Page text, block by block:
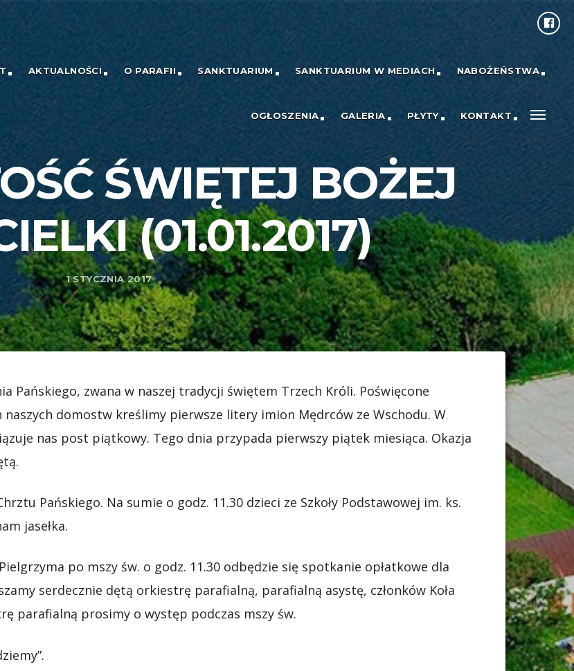
AKTUALNOŚCI O PARAFII SANKTUARIUM SANKTUARIUM W MEDIACH NABOŻEŃSTWA
OGŁOSZENIA GALERIA PŁYTY KONTAKT
ŚWIĘTEJ BOŻEJ
(01.01.2017)
1 STYCZNIA 2017
Pańskiego, zwana w naszej tradycji świętem Trzech Króli. Poświęcone
domostw kreślimy pierwsze litery imion Mędrców ze Wschodu. W
nas post piątkowy. Tego dnia przypada pierwszy piątek miesiąca. Okazja
Pańskiego. Na sumie o godz. 11.30 dzieci ze Szkoły Podstawowej im. ks.
jasełka.
po mszy św. o godz. 11.30 odbędzie się spotkanie opłatkowe dla
serdecznie dętą orkiestrę parafialną, parafialną asystę, członków Koła
parafialną prosimy o występ podczas mszy św.